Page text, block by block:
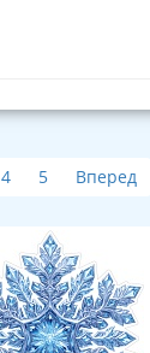
4 5 Вперед